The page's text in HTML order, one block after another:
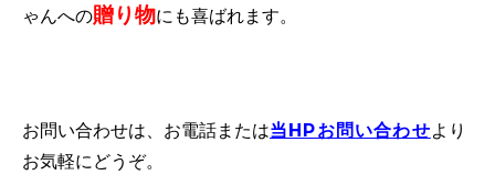
ゃんへの贈り物にも喜ばれます。
お問い合わせは、お電話または当HPお問い合わせより
お気軽にどうぞ。